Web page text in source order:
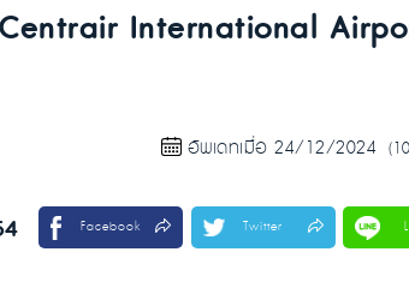
International
อัพเดทเมื่อ 24/12/2024
Facebook Twitter